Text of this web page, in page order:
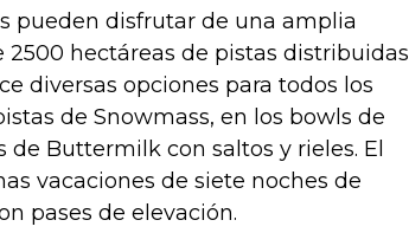
pueden disfrutar de una amplia
hectáreas de pistas distribuidas
diversas opciones para todos los
de Snowmass, en los bowls de
Buttermilk con saltos y rieles. El
vacaciones de siete noches de
pases de elevación.